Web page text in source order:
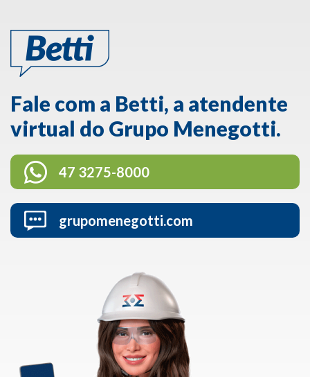
Fale com a Betti, a atendente
virtual do Grupo Menegotti.
47 3275-8000
grupomenegotti.com